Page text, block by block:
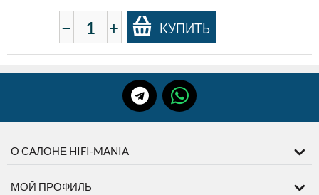
− + КУПИТЬ
О САЛОНЕ HIFI-MANIA
МОЙ ПРОФИЛЬ